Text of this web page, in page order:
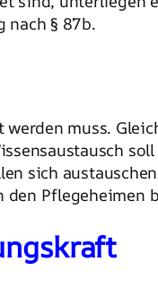
nach § 87b.
muss.
sich
Pflegeheimen